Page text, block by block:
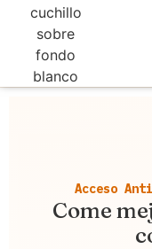
Acceso
Come